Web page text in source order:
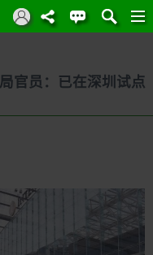
官员：已在深圳试点